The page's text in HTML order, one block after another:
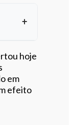
hoje
em
efeito